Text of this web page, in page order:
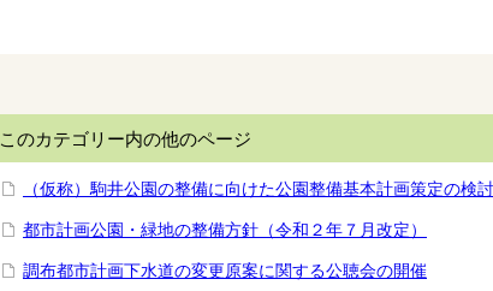
このカテゴリー内の他のページ
（仮称）駒井公園の整備に向けた公園整備基本計画策定の検討
都市計画公園・緑地の整備方針（令和２年７月改定）
調布都市計画下水道の変更原案に関する公聴会の開催